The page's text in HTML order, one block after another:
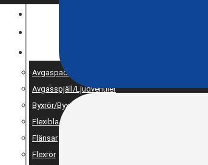
RESERV OCH UNIVERSALDELAR
Avgaspackningar
Avgasspjäll/Ljudventiler
Byxrör/Byxdelning/X-pipe
Flexibla bälgar
Flänsar
Flexrör